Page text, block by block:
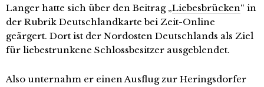
Langer hatte sich über den Beitrag „Liebesbrücken“ in
der Rubrik Deutschlandkarte bei Zeit-Online
geärgert. Dort ist der Nordosten Deutschlands als Ziel
für liebestrunkene Schlossbesitzer ausgeblendet.
Also unternahm er einen Ausflug zur Heringsdorfer